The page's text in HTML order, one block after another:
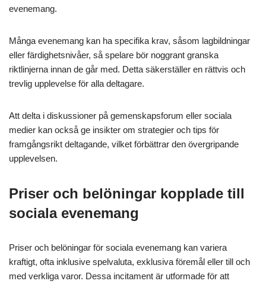
evenemang.
Många evenemang kan ha specifika krav, såsom lagbildningar
eller färdighetsnivåer, så spelare bör noggrant granska
riktlinjerna innan de går med. Detta säkerställer en rättvis och
trevlig upplevelse för alla deltagare.
Att delta i diskussioner på gemenskapsforum eller sociala
medier kan också ge insikter om strategier och tips för
framgångsrikt deltagande, vilket förbättrar den övergripande
upplevelsen.
Priser och belöningar kopplade till
sociala evenemang
Priser och belöningar för sociala evenemang kan variera
kraftigt, ofta inklusive spelvaluta, exklusiva föremål eller till och
med verkliga varor. Dessa incitament är utformade för att